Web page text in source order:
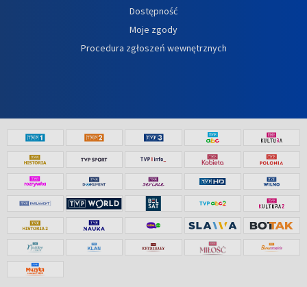
Dostępność
Moje zgody
Procedura zgłoszeń wewnętrznych